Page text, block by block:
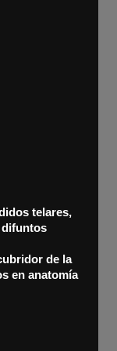
telares,
difuntos
de la
en anatomía